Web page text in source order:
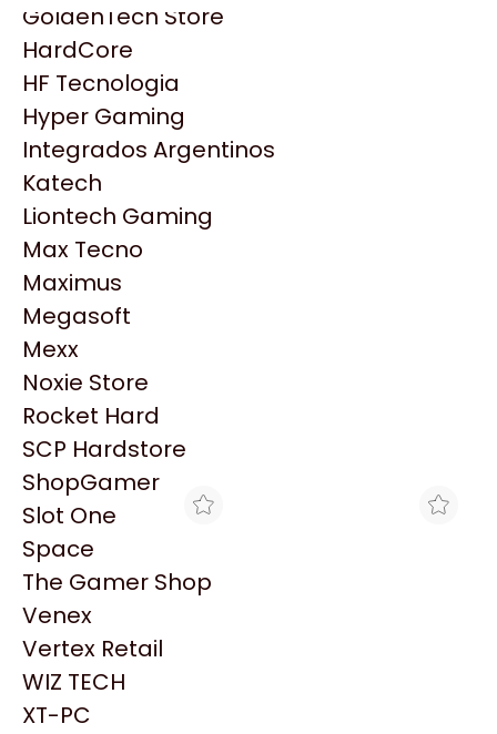
HP
HyperX
INNO3D
Intel
Kingston
Lenovo
Logitech
MSI
NVIDIA GeForce
NZXT
PNY
Palit
Philips
PowerColor
Razer
Redragon
Samsung
Sandisk
Sapphire
Seagate
Sentey
Solarmax
GoldenTech Store
HardCore
HF Tecnologia
Hyper Gaming
Integrados Argentinos
Katech
Liontech Gaming
Max Tecno
Maximus
Megasoft
Mexx
Noxie Store
Rocket Hard
SCP Hardstore
ShopGamer
Slot One
Space
The Gamer Shop
Venex
Vertex Retail
WIZ TECH
XT-PC
Productos
Similares
Explorá más productos similares
MAX TECNO
CANALETA FURUKAWA
CON SLOTT
$28.485